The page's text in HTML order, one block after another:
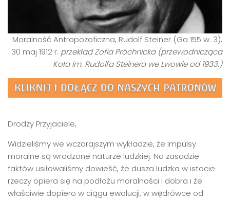
Moralność Antropozoficzna, Rudolf Steiner (Ga 155 w. 3),
30 maj 1912 r. przekład Zofia Próchnicka (przewodnicząca
Koła im. Rudolfa Steinera we Lwowie od 1933.)
Drodzy Przyjaciele,
Widzieliśmy we wczorajszym wykładzie, że impulsy
moralne są wrodzone naturze ludzkiej. Na zasadzie
faktów usiłowaliśmy dowieść, że dusza ludzka w istocie
rzeczy opiera się na podłożu moralności i dobra i że
właściwie dopiero w ciągu ewolucji, w wędrówce od